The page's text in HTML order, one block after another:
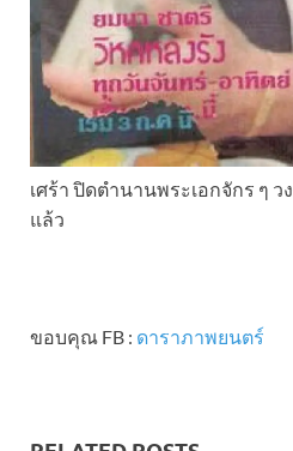
เศร้า ปิดตำนานพระเอกจักร ๆ ว
แล้ว
ขอบคุณ FB : ดาราภาพยนตร์